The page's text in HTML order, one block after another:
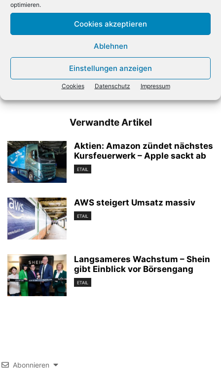
optimieren.
Cookies akzeptieren
Ablehnen
Einstellungen anzeigen
Cookies Datenschutz Impressum
Meistgelesen auf
ChannelObserver
Unitrends überarbeitet
Partnerprogramm
Verwandte Artikel
Aktien: Amazon zündet nächstes
Kursfeuerwerk – Apple sackt ab
ETAIL
AWS steigert Umsatz massiv
ETAIL
Langsameres Wachstum – Shein
gibt Einblick vor Börsengang
ETAIL
Abonnieren